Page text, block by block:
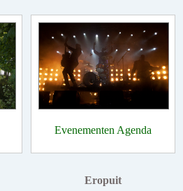
Evenementen Agenda
Eropuit